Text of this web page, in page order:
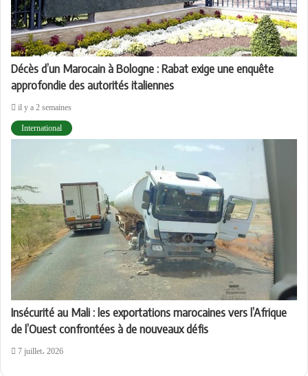
Décès d’un Marocain à Bologne : Rabat exige une enquête
approfondie des autorités italiennes
il y a 2 semaines
International
Insécurité au Mali : les exportations marocaines vers l’Afrique
de l’Ouest confrontées à de nouveaux défis
7 juillet، 2026